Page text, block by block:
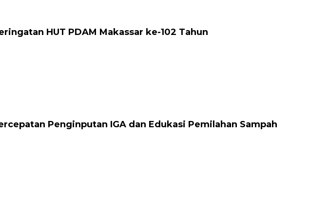
HUT PDAM Makassar ke-102 Tahun
Penginputan IGA dan Edukasi Pemilahan Sampah